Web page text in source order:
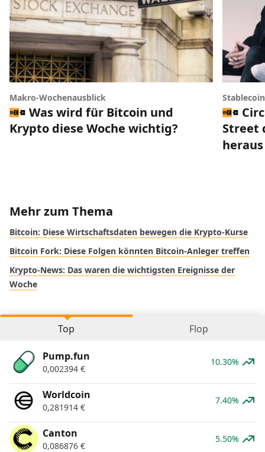
Makro-Wochenausblick
Was wird für Bitcoin und
Krypto diese Woche wichtig?
Street
heraus
Mehr zum Thema
Bitcoin: Diese Wirtschaftsdaten bewegen die Krypto-Kurse
Bitcoin Fork: Diese Folgen könnten Bitcoin-Anleger treffen
Krypto-News: Das waren die wichtigsten Ereignisse der
Woche
Top Flop
Pump.fun
0,002394 €
10.30%
Worldcoin
0,281914 €
7.40%
Canton
0,086876 €
5.50%